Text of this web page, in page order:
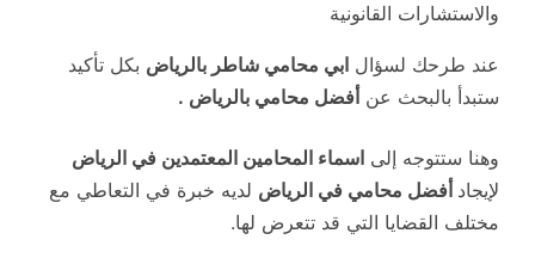
والاستشارات القانونية
عند طرحك لسؤال ابي محامي شاطر بالرياض بكل تأكيد
ستبدأ بالبحث عن أفضل محامي بالرياض .
وهنا ستتوجه إلى اسماء المحامين المعتمدين في الرياض
لإيجاد أفضل محامي في الرياض لديه خبرة في التعاطي مع
مختلف القضايا التي قد تتعرض لها.